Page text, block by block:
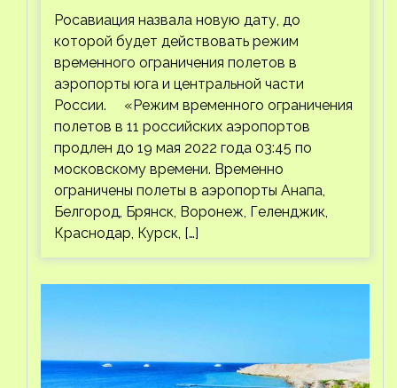
Росавиация назвала новую дату, до
которой будет действовать режим
временного ограничения полетов в
аэропорты юга и центральной части
России. «Режим временного ограничения
полетов в 11 российских аэропортов
продлен до 19 мая 2022 года 03:45 по
московскому времени. Временно
ограничены полеты в аэропорты Анапа,
Белгород, Брянск, Воронеж, Геленджик,
Краснодар, Курск, […]